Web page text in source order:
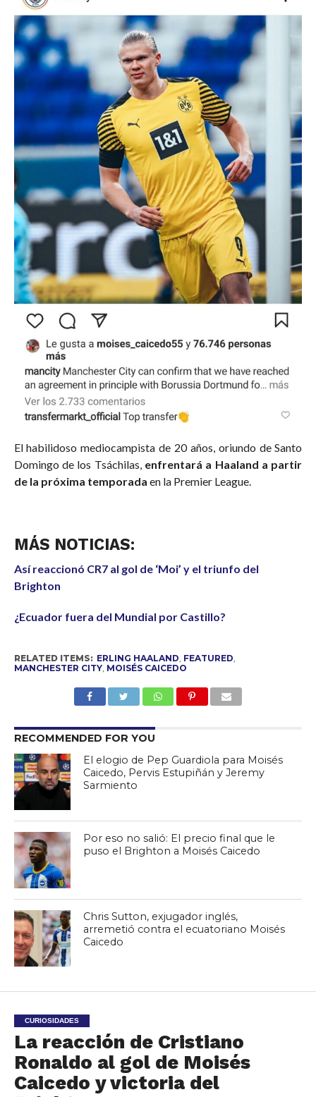
El habilidoso mediocampista de 20 años, oriundo de Santo
Domingo de los Tsáchilas, enfrentará a Haaland a partir
de la próxima temporada en la Premier League.
MÁS NOTICIAS:
Así reaccionó CR7 al gol de ‘Moi’ y el triunfo del
Brighton
¿Ecuador fuera del Mundial por Castillo?
RELATED ITEMS: ERLING HAALAND FEATURED
MANCHESTER CITY, MOISÉS CAICEDO
RECOMMENDED FOR YOU
El elogio de Pep Guardiola para Moisés
Caicedo, Pervis Estupiñán y Jeremy
Sarmiento
Por eso no salió: El precio final que le
puso el Brighton a Moisés Caicedo
Chris Sutton, exjugador inglés,
arremetió contra el ecuatoriano Moisés
Caicedo
CURIOSIDADES
La reacción de Cristiano
Ronaldo al gol de Moisés
Caicedo y victoria del